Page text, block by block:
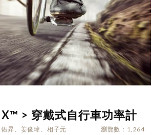
> 穿戴式自行車功率計
昇、姜俊瑋、相子元 瀏覽數 1,264